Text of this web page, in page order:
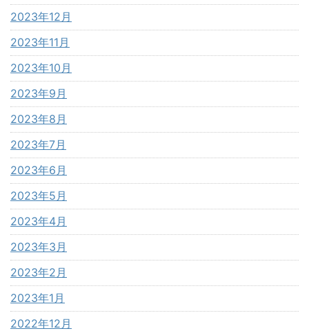
2023年12月
2023年11月
2023年10月
2023年9月
2023年8月
2023年7月
2023年6月
2023年5月
2023年4月
2023年3月
2023年2月
2023年1月
2022年12月